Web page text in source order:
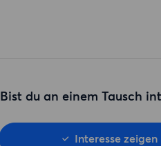
Bist du an einem Tausch
Interesse zeigen